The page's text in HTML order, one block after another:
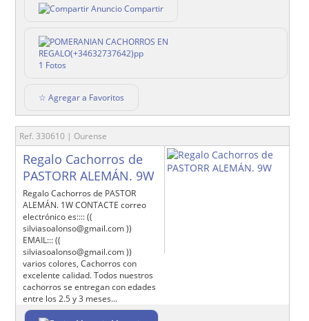
Compartir
1 Fotos
☆ Agregar a Favoritos
Ref. 330610 | Ourense
Regalo Cachorros de
PASTORR ALEMÁN. 9W
Regalo Cachorros de PASTOR
ALEMÁN. 1W CONTACTE correo
electrónico es:::: ((
silviasoalonso@gmail.com ))
EMAIL::: ((
silviasoalonso@gmail.com ))
varios colores, Cachorros con
excelente calidad. Todos nuestros
cachorros se entregan con edades
entre los 2.5 y 3 meses...